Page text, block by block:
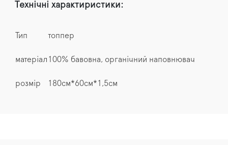
Технічні характиристики:
Тип топпер
матеріал 100% бавовна, органічний наповнювач
розмір 180см*60см*1,5см